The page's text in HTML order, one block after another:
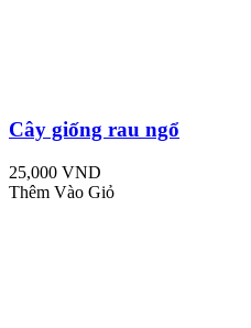
Cây giống rau ngổ
25,000 VND
Thêm Vào Giỏ